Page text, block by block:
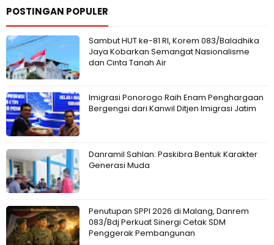
POSTINGAN POPULER
Sambut HUT ke-81 RI, Korem 083/Baladhika
Jaya Kobarkan Semangat Nasionalisme
dan Cinta Tanah Air
Imigrasi Ponorogo Raih Enam Penghargaan
Bergengsi dari Kanwil Ditjen Imigrasi Jatim
Danramil Sahlan: Paskibra Bentuk Karakter
Generasi Muda
Penutupan SPPI 2026 di Malang, Danrem
083/Bdj Perkuat Sinergi Cetak SDM
Penggerak Pembangunan